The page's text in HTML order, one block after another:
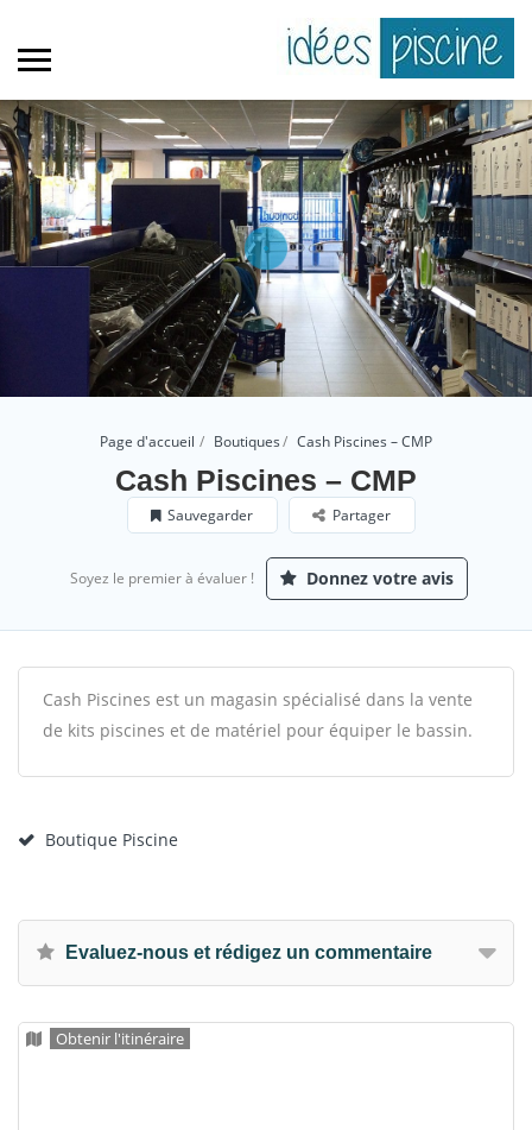
Page d'accueil Boutiques Cash Piscines – CMP
Cash Piscines – CMP
Sauvegarder Partager
Soyez le premier à évaluer ! Donnez votre avis
Cash Piscines est un magasin spécialisé dans la vente
de kits piscines et de matériel pour équiper le bassin.
Boutique Piscine
Evaluez-nous et rédigez un commentaire
Obtenir l'itinéraire